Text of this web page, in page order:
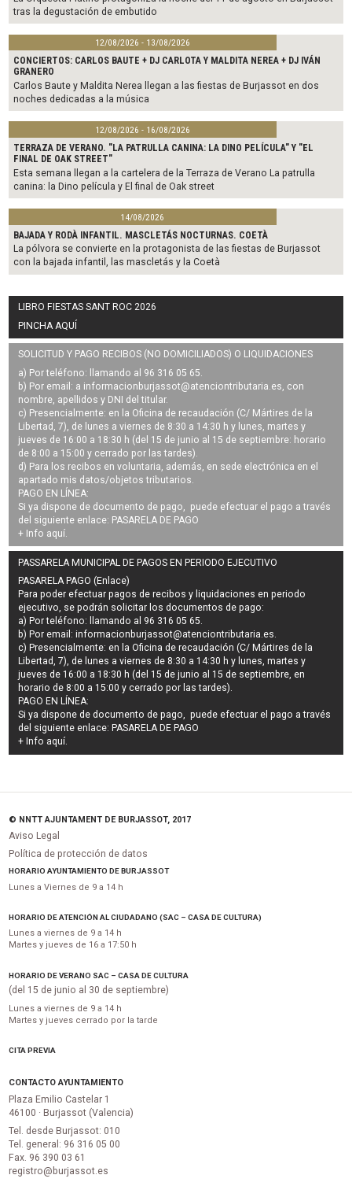
tras la degustación de embutido
12/08/2026 - 13/08/2026
CONCIERTOS: CARLOS BAUTE + DJ CARLOTA Y MALDITA NEREA + DJ IVÁN
GRANERO
Carlos Baute y Maldita Nerea llegan a las fiestas de Burjassot en dos
noches dedicadas a la música
12/08/2026 - 16/08/2026
TERRAZA DE VERANO. "LA PATRULLA CANINA: LA DINO PELÍCULA" Y "EL
FINAL DE OAK STREET"
Esta semana llegan a la cartelera de la Terraza de Verano La patrulla
canina: la Dino película y El final de Oak street
14/08/2026
BAJADA Y RODÀ INFANTIL. MASCLETÁS NOCTURNAS. COETÀ
La pólvora se convierte en la protagonista de las fiestas de Burjassot
con la bajada infantil, las mascletás y la Coetà
LIBRO FIESTAS SANT ROC 2026
PINCHA AQUÍ
SOLICITUD Y PAGO RECIBOS (NO DOMICILIADOS) O LIQUIDACIONES
a) Por teléfono: llamando al 96 316 05 65.
b) Por email: a informacionburjassot@atenciontributaria.es, con
nombre, apellidos y DNI del titular.
c) Presencialmente: en la Oficina de recaudación (C/ Mártires de la
Libertad, 7), de lunes a viernes de 8:30 a 14:30 h y lunes, martes y
jueves de 16:00 a 18:30 h (del 15 de junio al 15 de septiembre: horario
de 8:00 a 15:00 y cerrado por las tardes).
d) Para los recibos en voluntaria, además, en sede electrónica en el
apartado mis datos/objetos tributarios.
PAGO EN LÍNEA:
Si ya dispone de documento de pago, puede efectuar el pago a través
del siguiente enlace: PASARELA DE PAGO
+ Info aquí.
PASSARELA MUNICIPAL DE PAGOS EN PERIODO EJECUTIVO
PASARELA PAGO (Enlace)
Para poder efectuar pagos derecibos y liquidaciones en periodo
ejecutivo, se podrán solicitar los documentos de pago:
a) Por teléfono: llamando al 96 316 05 65.
b) Por email:informacionburjassot@atenciontributaria.es.
c) Presencialmente: en la Oficina de recaudación (C/ Mártires de la
Libertad, 7), de lunes a viernes de 8:30 a 14:30 h y lunes, martes y
jueves de 16:00 a 18:30 h (del 15 de junio al 15 de septiembre, en
horario de 8:00 a 15:00 y cerrado por las tardes).
PAGO EN LÍNEA:
Si ya dispone de documento de pago, puede efectuar el pago a través
del siguiente enlace: PASARELA DE PAGO
+ Info aquí.
© NNTT AJUNTAMENT DE BURJASSOT, 2017
Aviso Legal
Política de protección de datos
HORARIO AYUNTAMIENTO DE BURJASSOT
Lunes a Viernes de 9 a 14 h
HORARIO DE ATENCIÓN AL CIUDADANO (SAC – CASA DE CULTURA)
Lunes a viernes de 9 a 14 h
Martes y jueves de 16 a 17:50 h
HORARIO DE VERANO SAC – CASA DE CULTURA
(del 15 de junio al 30 de septiembre)
Lunes a viernes de 9 a 14 h
Martes y jueves cerrado por la tarde
CITA PREVIA
CONTACTO AYUNTAMIENTO
Plaza Emilio Castelar 1
46100 · Burjassot (Valencia)
Tel. desde Burjassot: 010
Tel. general: 96 316 05 00
Fax. 96 390 03 61
registro@burjassot.es